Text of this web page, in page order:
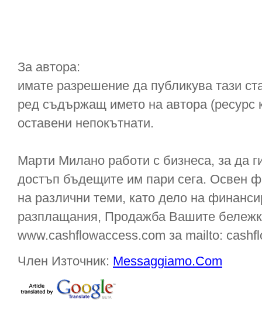
За автора:
имате разрешение да публикува тази
ред съдържащ името на автора (ресурс
оставени непокътнати.
Марти Милано работи с бизнеса, за да
достъп бъдещите им пари сега. Освен
на различни теми, като дело на
разплащания, Продажба Вашите
www.cashflowaccess.com за mailto:
Член Източник: Messaggiamo.Com